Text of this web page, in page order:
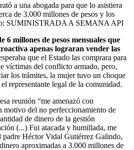
a una abogada para que lo asistiera
de 3.000 millones de pesos y los
SUMINISTRADA A SEMANA API
6 millones de pesos mensuales que
apenas lograran vender las
que el Estado las comprara para
víctimas del conflicto armado, pero,
los trámites, la mujer tuvo un choque
representante legal de la comunidad.
reunión “me amenazó con
motivo del no perfeccionamiento de
de dinero de la gestión
(...) Fui atacada y humillada, me
padre Héctor Vidal Gutiérrez Galindo,
aproximadas a 3.000 millones de